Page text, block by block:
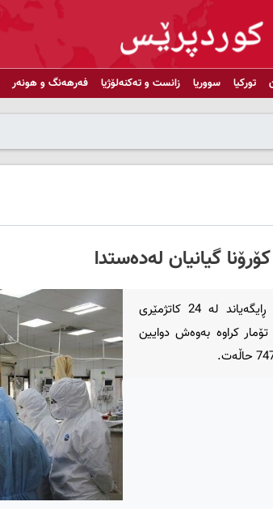
تورکیا سووریا زانست و تەکنەلۆژیا فەرهەنگ و هونەر
بەشی ئێران- وەزارەتی تەندروستیی ئێران ڕایگەیاند لە 24 کاتژمێری
تۆمار کراوە بەوەش دوایین